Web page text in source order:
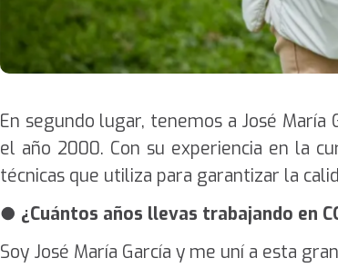
En segundo lugar, tenemos a José
el año 2000. Con su experiencia en la
técnicas que utiliza para garantizar la
● ¿Cuántos años llevas trabajando en
Soy José María García y me uní a esta